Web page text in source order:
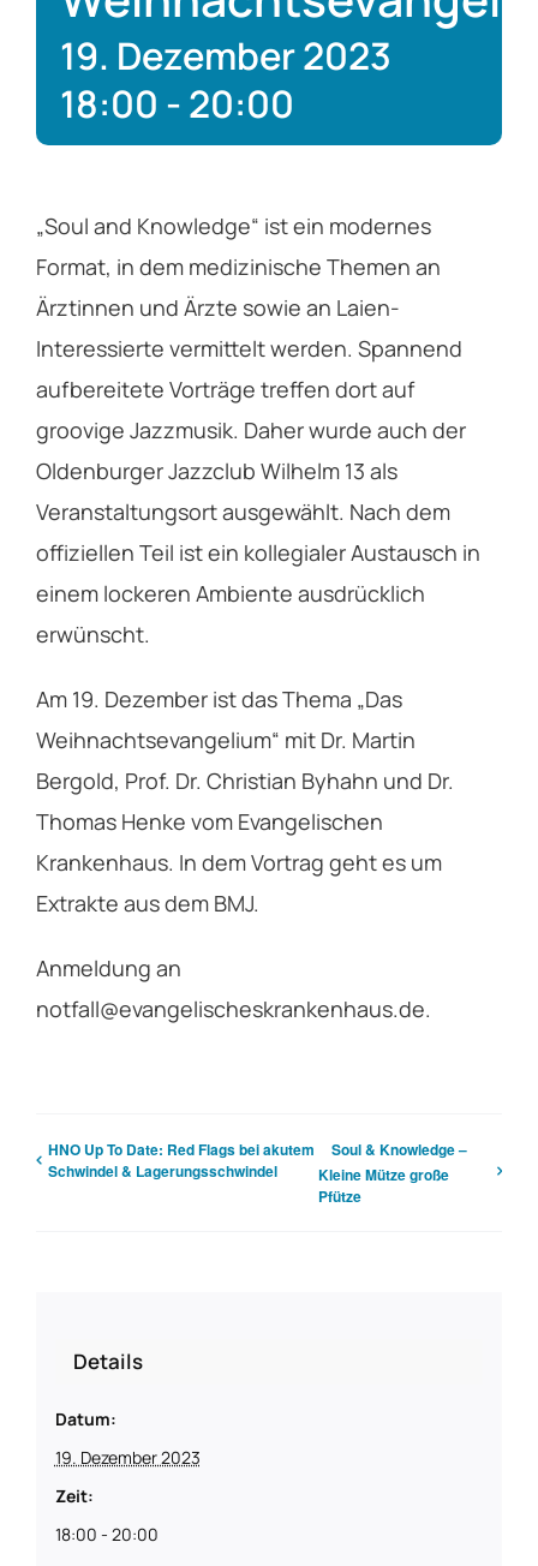
Service
Kontakt
19. Dezember 2023
18:00 -20:00
„Soul and Knowledge“ ist ein modernes
Format, in dem medizinische Themen an
Ärztinnen und Ärzte sowie an Laien-
Interessierte vermittelt werden. Spannend
aufbereitete Vorträge treffen dort auf
groovige Jazzmusik. Daher wurde auch der
Oldenburger Jazzclub Wilhelm 13 als
Veranstaltungsort ausgewählt. Nach dem
offiziellen Teil ist ein kollegialer Austausch in
einem lockeren Ambiente ausdrücklich
erwünscht.
Am 19. Dezember ist das Thema „Das
Weihnachtsevangelium“ mit Dr. Martin
Bergold, Prof. Dr. Christian Byhahn und Dr.
Thomas Henke vom Evangelischen
Krankenhaus. In dem Vortrag geht es um
Extrakte aus dem BMJ.
Anmeldung an
notfall@evangelischeskrankenhaus.de.
HNO Up To Date: Red Flags bei akutem
Schwindel & Lagerungsschwindel
Soul & Knowledge –
Kleine Mütze große
Pfütze
Details
Datum:
19. Dezember 2023
Zeit:
18:00 - 20:00